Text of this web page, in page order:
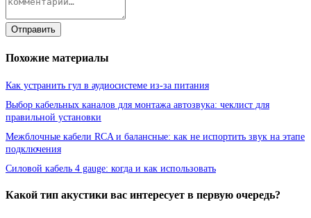
Отправить
Похожие материалы
Как устранить гул в аудиосистеме из-за питания
Выбор кабельных каналов для монтажа автозвука: чеклист для
правильной установки
Межблочные кабели RCA и балансные: как не испортить звук на этапе
подключения
Силовой кабель 4 gauge: когда и как использовать
Какой тип акустики вас интересует в первую очередь?